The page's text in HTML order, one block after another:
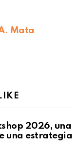
Mata
2026, una
una estrategia